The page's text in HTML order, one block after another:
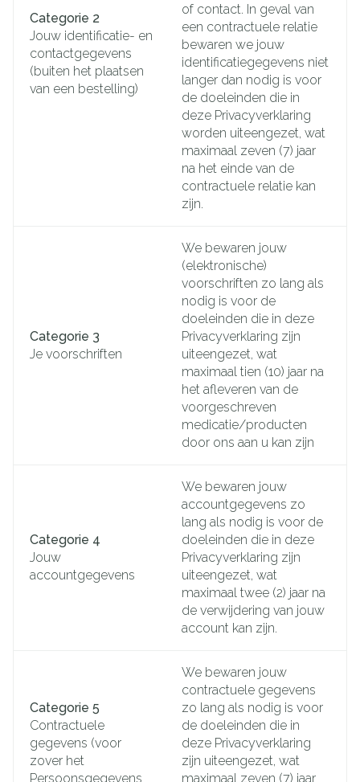
Categorie 2
Jouw identificatie- en
contactgegevens
(buiten het plaatsen
van een bestelling)
of contact. In geval van
een contractuele relatie
bewaren we jouw
identificatiegegevens niet
langer dan nodig is voor
de doeleinden die in
deze Privacyverklaring
worden uiteengezet, wat
maximaal zeven (7) jaar
na het einde van de
contractuele relatie kan
zijn.
Categorie 3
Je voorschriften
We bewaren jouw
(elektronische)
voorschriften zo lang als
nodig is voor de
doeleinden die in deze
Privacyverklaring zijn
uiteengezet, wat
maximaal tien (10) jaar na
het afleveren van de
voorgeschreven
medicatie/producten
door ons aan u kan zijn
Categorie 4
Jouw
accountgegevens
We bewaren jouw
accountgegevens zo
lang als nodig is voor de
doeleinden die in deze
Privacyverklaring zijn
uiteengezet, wat
maximaal twee (2) jaar na
de verwijdering van jouw
account kan zijn.
Categorie 5
Contractuele
gegevens (voor
zover het
Persoonsgegevens
We bewaren jouw
contractuele gegevens
zo lang als nodig is voor
de doeleinden die in
deze Privacyverklaring
zijn uiteengezet, wat
maximaal zeven (7) jaar